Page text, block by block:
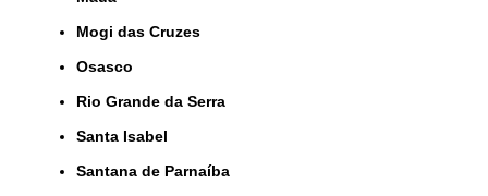
Mogi das Cruzes
Osasco
Rio Grande da Serra
Santa Isabel
Santana de Parnaíba